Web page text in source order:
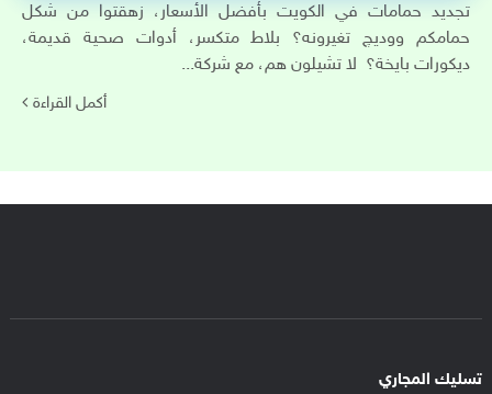
تجديد حمامات في الكويت بأفضل الأسعار، زهقتوا من شكل
حمامكم ووديچ تغيرونه؟ بلاط متكسر، أدوات صحية قديمة،
ديكورات بايخة؟ لا تشيلون هم، مع شركة...
أكمل القراءة
تسليك المجاري